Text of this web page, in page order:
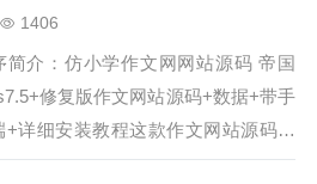
上传即用。安装说明：见压缩包程序
1406
简介：仿小学作文网网站源码 帝国
修复版作文网站源码+数据+带手
+详细安装教程这款作文网站源码非
合做项目的站长，挂上去就不用管了